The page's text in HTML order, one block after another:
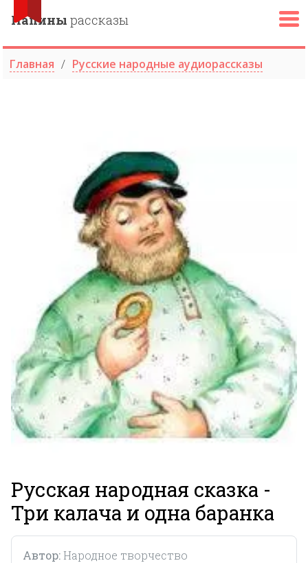
Папины рассказы
Главная Русские народные аудиорассказы
Русская народная сказка -
Три калача и одна баранка
Автор:Народное творчество